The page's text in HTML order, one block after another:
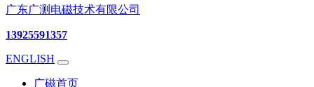
广东广测电磁技术有限公司
13925591357
ENGLISH
广磁首页